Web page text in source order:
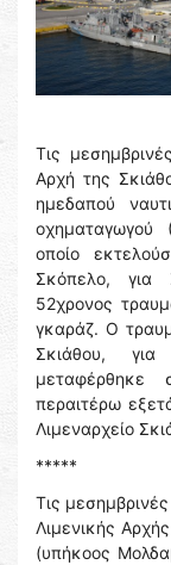
Τις
Αρχή της
ημεδαπού
οχηματαγωγού
οποίο
Σκόπελο, για
52χρονος
γκαράζ. Ο
Σκιάθου,
μεταφέρθηκε
περαιτέρω
Λιμεναρχείο
*****
Τις
Λιμενικής
(υπήκοος